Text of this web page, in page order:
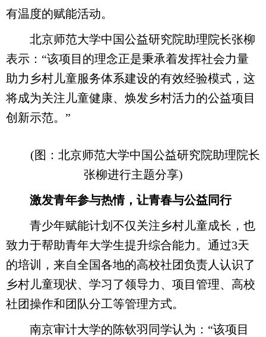
有温度的赋能活动。
北京师范大学中国公益研究院助理院长张柳
表示：“该项目的理念正是秉承着发挥社会力量
助力乡村儿童服务体系建设的有效经验模式，这
将成为关注儿童健康、焕发乡村活力的公益项目
创新示范。”
(图：北京师范大学中国公益研究院助理院长
张柳进行主题分享)
激发青年参与热情，让青春与公益同行
青少年赋能计划不仅关注乡村儿童成长，也
致力于帮助青年大学生提升综合能力。通过3天
的培训，来自全国各地的高校社团负责人认识了
乡村儿童现状、学习了领导力、项目管理、高校
社团操作和团队分工等管理方式。
南京审计大学的陈钦羽同学认为：“该项目